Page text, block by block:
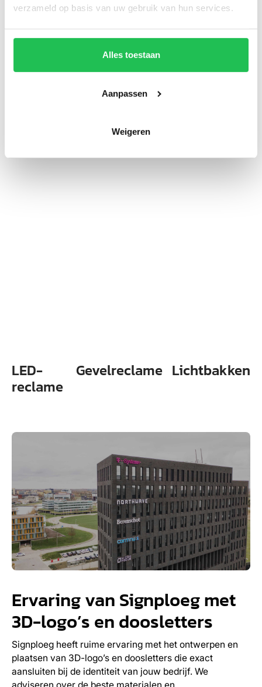
verzameld op basis van uw gebruik van hun services.
Alles toestaan
Aanpassen
Weigeren
3.Volledig op maat en in stijl
Van materiaal tot verlichting: jouw 3D-logo
Wordt vaak gecombineerd
met
LED-
reclame
Gevelreclame Lichtbakken
Ervaring van Signploeg met
3D-logo’s en doosletters
Signploeg heeft ruime ervaring met het ontwerpen en
plaatsen van 3D-logo’s en doosletters die exact
aansluiten bij de identiteit van jouw bedrijf. We